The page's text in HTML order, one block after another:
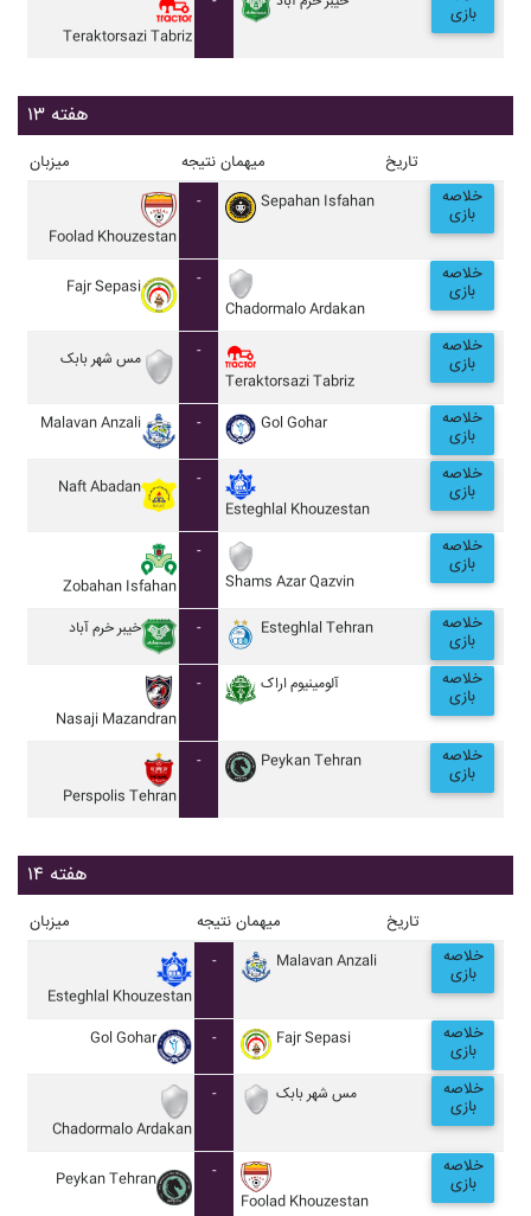
Teraktorsazi Tabriz
بازی
هفته ۱۳
میزبان نتیجه میهمان تاریخ
Foolad Khouzestan
- Sepahan Isfahan خلاصه
بازی
Fajr Sepasi
-
Chadormalo Ardakan
خلاصه
بازی
مس شهر بابک
-
Teraktorsazi Tabriz
خلاصه
بازی
Malavan Anzali - Gol Gohar خلاصه
بازی
Naft Abadan
-
Esteghlal Khouzestan
خلاصه
بازی
Zobahan Isfahan
-
Shams Azar Qazvin
خلاصه
بازی
خيبر خرم آباد - Esteghlal Tehran خلاصه
بازی
Nasaji Mazandran
- آلومينيوم اراک خلاصه
بازی
Perspolis Tehran
- Peykan Tehran خلاصه
بازی
هفته ۱۴
میزبان نتیجه میهمان تاریخ
Esteghlal Khouzestan
- Malavan Anzali خلاصه
بازی
Gol Gohar - Fajr Sepasi خلاصه
بازی
Chadormalo Ardakan
- مس شهر بابک خلاصه
بازی
Peykan Tehran
-
Foolad Khouzestan
خلاصه
بازی